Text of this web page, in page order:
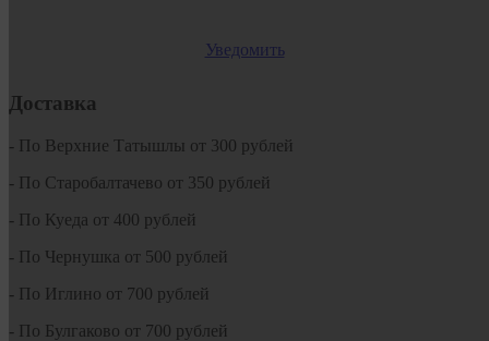
Уведомить
Доставка
- По Верхние Татышлы от 300 рублей
- По Старобалтачево от 350 рублей
- По Куеда от 400 рублей
- По Чернушка от 500 рублей
- По Иглино от 700 рублей
- По Булгаково от 700 рублей